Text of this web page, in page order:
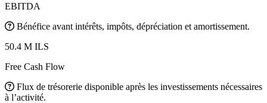
EBITDA
Bénéfice avant intérêts, impôts, dépréciation et amortissement.
50.4 M ILS
Free Cash Flow
Flux de trésorerie disponible après les investissements nécessaires
à l’activité.